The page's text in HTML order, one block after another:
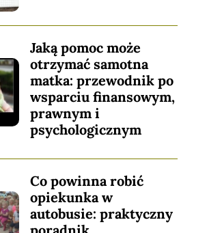
Jaką pomoc może
otrzymać samotna
matka: przewodnik po
wsparciu finansowym,
prawnym i
psychologicznym
Co powinna robić
opiekunka w
autobusie: praktyczny